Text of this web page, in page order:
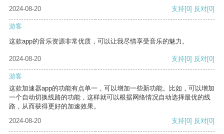
2024-08-20
支持[0] 反对[0]
游客
这款app的音乐资源非常优质，可以让我尽情享受音乐的魅力。
2024-08-20 支持[0] 反对[0]
游客
这款加速器app的功能有点单一，可以增加一些新功能。比如，可以增加
一个自动切换线路的功能，这样就可以根据网络情况自动选择最优的线
路，从而获得更好的加速效果。
2024-08-20
支持[0] 反对[0]